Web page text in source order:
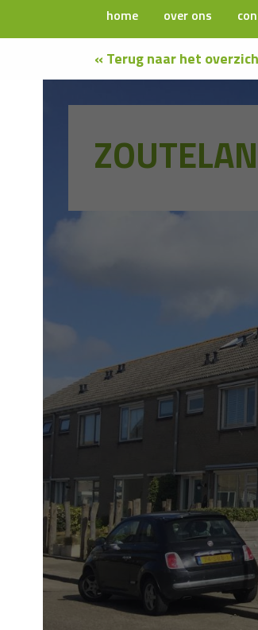
home over ons
« Terug naar het